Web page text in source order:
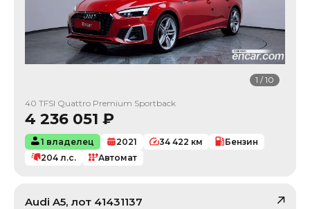
1 /10
40 TFSI Quattro Premium Sportback
4 236 051 ₽
1 владелец 2021 34 422 км
Бензин
204 л.с. Автомат
Audi A5, лот 41431137